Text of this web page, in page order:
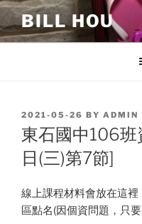
Skip
to
content
BILL HOU
POSTED
ON
2021-05-26 BY ADMIN
東石國中106
日(三)第7節]
線上課程材料會放在這
區點名(因個資問題，只